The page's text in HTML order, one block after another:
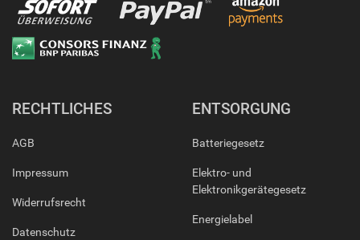
RECHTLICHES
AGB
Impressum
Widerrufsrecht
Datenschutz
ENTSORGUNG
Batteriegesetz
Elektro- und
Elektronikgerätegesetz
Energielabel